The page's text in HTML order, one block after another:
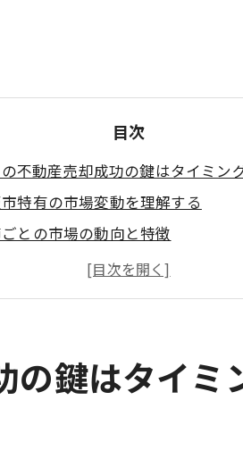
目次
不動産売却成功の鍵はタイミン
特有の市場変動を理解する
との市場の動向と特徴
特性を活かした売却戦略
高まる時期を狙うメリット
売却のタイミング判断に役立つ
の最適な時期を大阪市で見極め
の鍵はタイミ